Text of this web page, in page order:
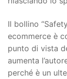
Il bollino
ecommerce è
punto di vista
aumenta
perché è un